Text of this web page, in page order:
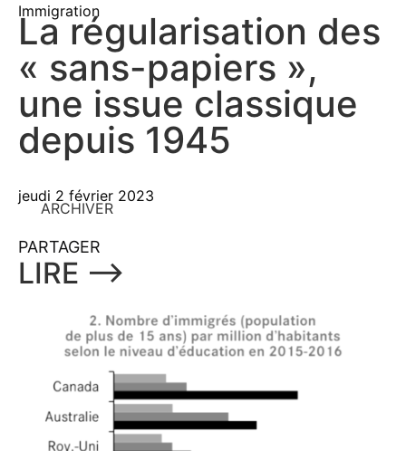
Immigration
La régularisation des
« sans-papiers »,
une issue classique
depuis 1945
jeudi 2 février 2023
ARCHIVER
PARTAGER
LIRE ⟶